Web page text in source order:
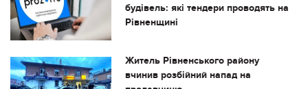
будівель: які тендери проводять на
Рівненщині
Житель Рівненського району
вчинив розбійний напад на